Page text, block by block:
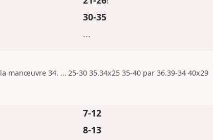
30-35
...
manœuvre 34. … 25-30 35.34x25 35-40 par 36.39-34 40x29
7-12
8-13